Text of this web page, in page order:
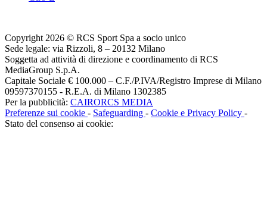
Copyright 2026 © RCS Sport Spa a socio unico
Sede legale: via Rizzoli, 8 – 20132 Milano
Soggetta ad attività di direzione e coordinamento di RCS
MediaGroup S.p.A.
Capitale Sociale € 100.000 – C.F./P.IVA/Registro Imprese di Milano
09597370155 - R.E.A. di Milano 1302385
Per la pubblicità: CAIRORCS MEDIA
Preferenze sui cookie - Safeguarding - Cookie e Privacy Policy -
Stato del consenso ai cookie: